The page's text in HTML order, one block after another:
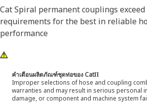
Cat Spiral permanent couplings exceed
requirements for the best in reliable
performance
คำเตือนผลิตภัณฑ์ชุดท่อของ CatΠ
Improper selections of hose and coupling
warranties and may result in serious personal
damage, or component and machine system